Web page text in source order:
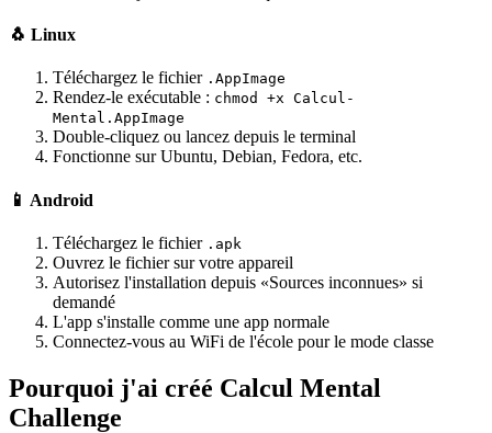
🐧 Linux
Téléchargez le fichier .AppImage
Rendez-le exécutable : chmod +x Calcul-
Mental.AppImage
Double-cliquez ou lancez depuis le terminal
Fonctionne sur Ubuntu, Debian, Fedora, etc.
📱 Android
Téléchargez le fichier .apk
Ouvrez le fichier sur votre appareil
Autorisez l'installation depuis «Sources inconnues» si
demandé
L'app s'installe comme une app normale
Connectez-vous au WiFi de l'école pour le mode classe
Pourquoi j'ai créé Calcul Mental
Challenge